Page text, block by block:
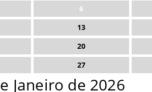
6
13
20
27
Janeiro de 2026